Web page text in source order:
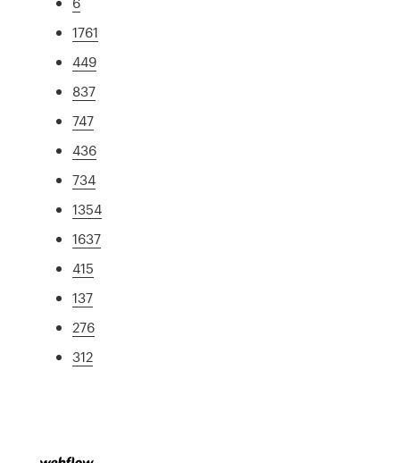
1761
449
837
747
436
734
1354
1637
415
137
276
312